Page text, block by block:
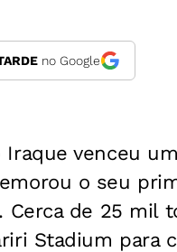
no Google
venceu
o seu
de 25 mil
Stadium para